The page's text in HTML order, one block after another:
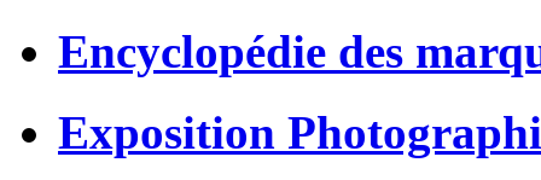
Encyclopédie des
Exposition